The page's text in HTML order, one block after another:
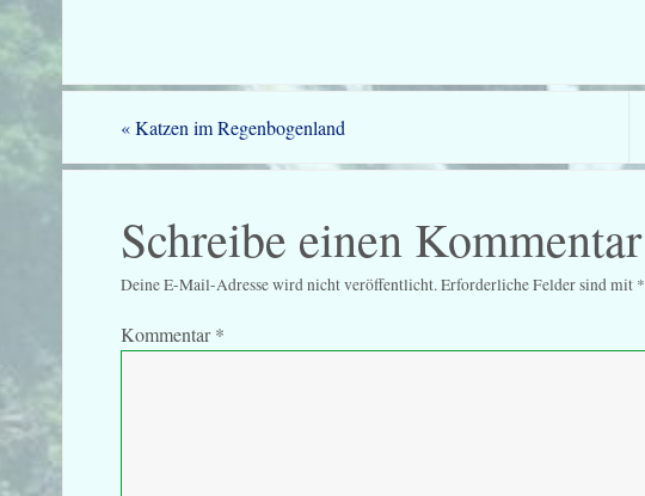
«Katzen im Regenbogenland
Schreibe einen Kommentar
Deine E-Mail-Adresse wird nicht veröffentlicht.Erforderliche Felder sind mit *
Kommentar*